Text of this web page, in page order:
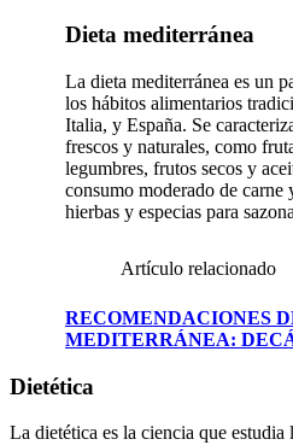
Dieta mediterránea
La dieta mediterránea es un
los hábitos alimentarios
Italia, y España. Se
frescos y naturales, como
legumbres, frutos secos y
consumo moderado de carne
hierbas y especias para
Artículo relacionado
RECOMENDACIONES
MEDITERRÁNEA:
Dietética
La dietética es la ciencia que